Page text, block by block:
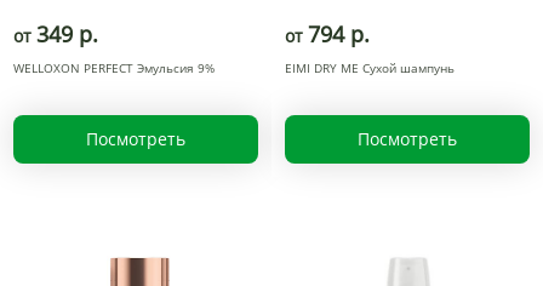
от 349 р.
WELLOXON PERFECT Эмульсия 9%
Посмотреть
от 794 р.
EIMI DRY ME Сухой шампунь
Посмотреть